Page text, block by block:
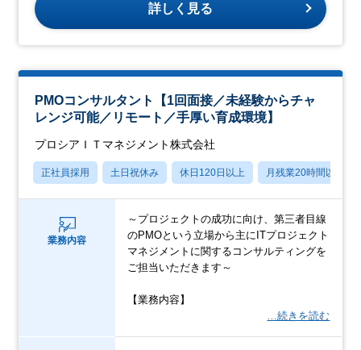
詳しく見る
PMOコンサルタント【1回面接／未経験からチャ
レンジ可能／リモート／手厚い育成環境】
プロシアＩＴマネジメント株式会社
正社員採用 土日祝休み 休日120日以上 月残業20時間以内
業務内容
～プロジェクトの成功に向け、第三者目線
のPMOという立場から主にITプロジェクト
マネジメントに関するコンサルティングを
ご担当いただきます～
【業務内容】
…続きを読む